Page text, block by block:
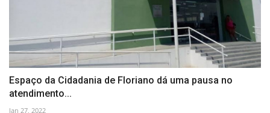
Espaço da Cidadania de Floriano dá uma pausa no
atendimento...
Jan 27, 2022